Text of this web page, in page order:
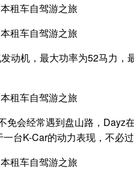
动机，最大功率为52马力
免会经常遇到盘山路，
台K-Car的动力表现，不必过